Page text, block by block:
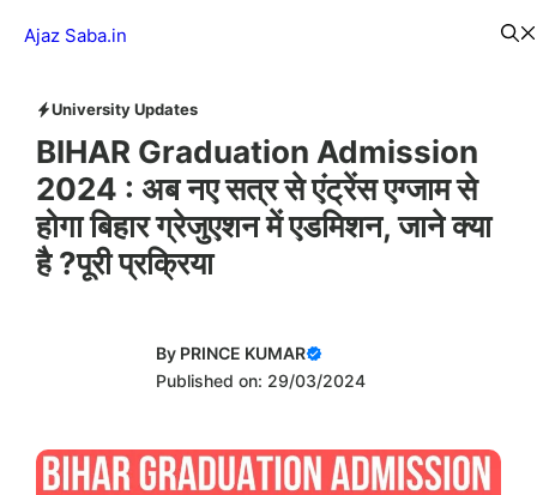
Ajaz Saba.in
University Updates
BIHAR Graduation Admission
2024 : अब नए सत्र से एंट्रेंस एग्जाम से
होगा बिहार ग्रेजुएशन में एडमिशन, जाने क्या
है ?पूरी प्रक्रिया
By PRINCE KUMAR
Published on: 29/03/2024